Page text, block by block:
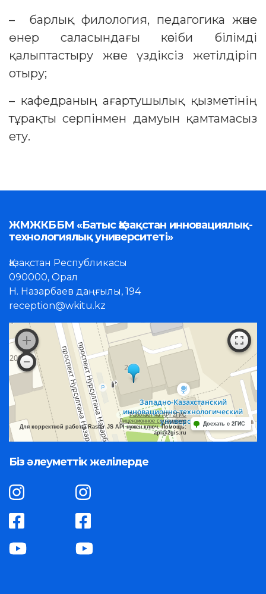
– барлық филология, педагогика және
өнер саласындағы кәсіби білімді
қалыптастыру және үздіксіз жетілдіріп
отыру;
– кафедраның ағартушылық қызметінің
тұрақты серпінмен дамуын қамтамасыз
ету.
ЖМЖКББМ «Батыс Қазақстан инновациялық-
технологиялық университеті»
Қазақстан Республикасы
090000, Орал
Н. Назарбаев даңғылы, 194
reception@wkitu.kz
Работает на API 2ГИС
Лицензионное соглашение
Для корректной работы Raster JS API нужен ключ. Помощь:
api@2gis.ru
Доехать с 2ГИС
Біз әлеуметтік желілерде